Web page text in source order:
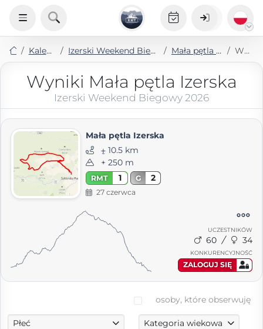
Kalendarz Izerski Weekend Biegowy 2026 Mała pętla Izerska Wyniki
Wyniki Mała pętla Izerska
Izerski Weekend Biegowy 2026
Mała pętla Izerska
⨦ 10.5 km
+ 250 m
RMT 1 G 2
27 czerwca
UCZESTNIKÓW
60 34
KONKURENCYJNOŚĆ
ZALOGUJ SIĘ
osoby, które obserwuję
Płeć Kategoria wiekowa